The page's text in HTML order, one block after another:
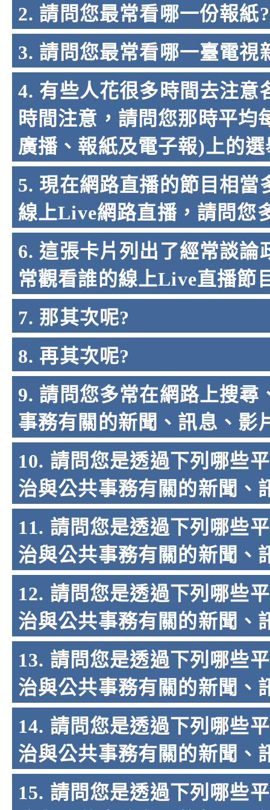
2. 請問您最常看哪一份報紙?
3. 請問您最常看哪一臺電視
4. 有些人花很多時間去注意
時間注意，請問您那時平
廣播、報紙及電子報)上的
5. 現在網路直播的節目相
線上Live網路直播，請問您
6. 這張卡片列出了經常談
常觀看誰的線上Live直播節
7. 那其次呢?
8. 再其次呢?
9. 請問您多常在網路上搜
事務有關的新聞、訊息、影
10. 請問您是透過下列哪些
治與公共事務有關的新聞、
11. 請問您是透過下列哪些
治與公共事務有關的新聞
12. 請問您是透過下列哪些
治與公共事務有關的新聞、
13. 請問您是透過下列哪些
治與公共事務有關的新聞、
14. 請問您是透過下列哪些
治與公共事務有關的新聞、
15. 請問您是透過下列哪些